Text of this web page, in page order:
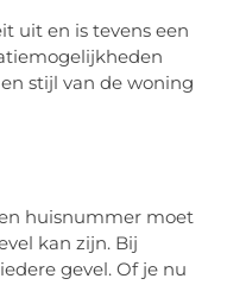
uit en is tevens een
stijl van de woning
huisnummer moet
kan zijn. Bij
gevel. Of je nu